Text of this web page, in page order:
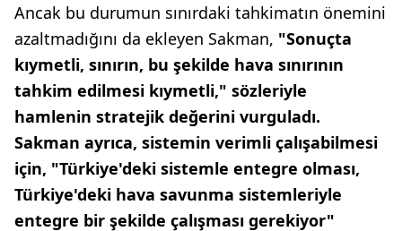
Ancak bu durumun sınırdaki tahkimatın önemini
azaltmadığını da ekleyen Sakman, "Sonuçta
kıymetli, sınırın, bu şekilde hava sınırının
tahkim edilmesi kıymetli," sözleriyle
hamlenin stratejik değerini vurguladı.
Sakman ayrıca, sistemin verimli çalışabilmesi
için, "Türkiye'deki sistemle entegre olması,
Türkiye'deki hava savunma sistemleriyle
entegre bir şekilde çalışması gerekiyor"